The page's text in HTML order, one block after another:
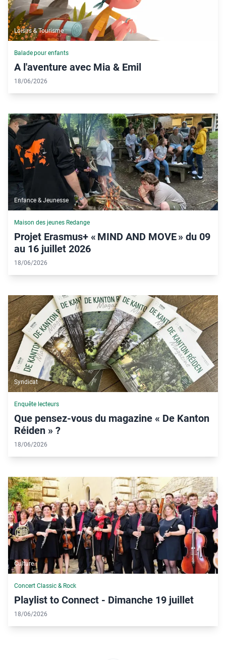
Loisirs & Tourisme
Balade pour enfants
A l'aventure avec Mia & Emil
18/06/2026
Enfance & Jeunesse
Maison des jeunes Redange
Projet Erasmus+ « MIND AND MOVE » du 09
au 16 juillet 2026
18/06/2026
Syndicat
Enquête lecteurs
Que pensez-vous du magazine « De Kanton
Réiden » ?
18/06/2026
Culture
Concert Classic & Rock
Playlist to Connect - Dimanche 19 juillet
18/06/2026